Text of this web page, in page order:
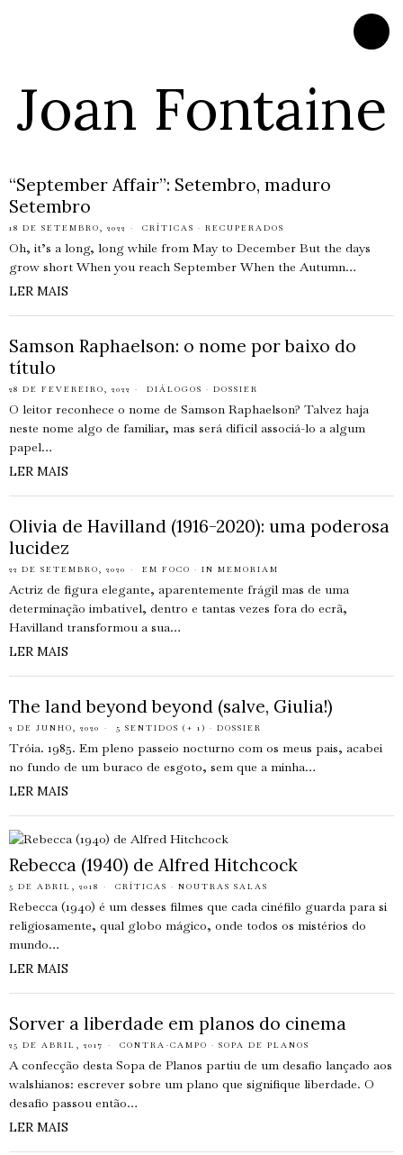
Joan Fontaine
“September Affair”: Setembro, maduro
Setembro
18 DE SETEMBRO, 2022 CRÍTICAS · RECUPERADOS
Oh, it’s a long, long while from May to December But the days
grow short When you reach September When the Autumn…
LER MAIS
Samson Raphaelson: o nome por baixo do
título
28 DE FEVEREIRO, 2022 DIÁLOGOS · DOSSIER
O leitor reconhece o nome de Samson Raphaelson? Talvez haja
neste nome algo de familiar, mas será difícil associá-lo a algum
papel…
LER MAIS
Olivia de Havilland (1916-2020): uma poderosa
lucidez
22 DE SETEMBRO, 2020 EM FOCO · IN MEMORIAM
Actriz de figura elegante, aparentemente frágil mas de uma
determinação imbatível, dentro e tantas vezes fora do ecrã,
Havilland transformou a sua…
LER MAIS
The land beyond beyond (salve, Giulia!)
2 DE JUNHO, 2020 5 SENTIDOS (+ 1) · DOSSIER
Tróia. 1985. Em pleno passeio nocturno com os meus pais, acabei
no fundo de um buraco de esgoto, sem que a minha…
LER MAIS
Rebecca (1940) de Alfred Hitchcock
5 DE ABRIL, 2018 CRÍTICAS · NOUTRAS SALAS
Rebecca (1940) é um desses filmes que cada cinéfilo guarda para si
religiosamente, qual globo mágico, onde todos os mistérios do
mundo…
LER MAIS
Sorver a liberdade em planos do cinema
25 DE ABRIL, 2017 CONTRA-CAMPO · SOPA DE PLANOS
A confecção desta Sopa de Planos partiu de um desafio lançado aos
walshianos: escrever sobre um plano que signifique liberdade. O
desafio passou então…
LER MAIS